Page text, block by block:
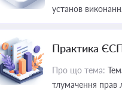
установ
Практика
Про що тема:
тлумачення прав